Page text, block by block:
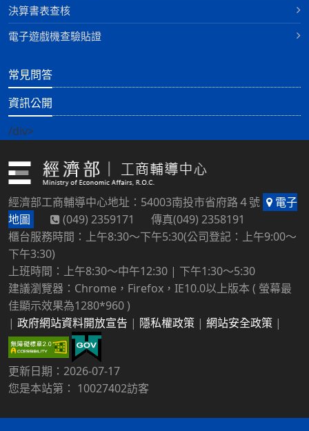
決算書表查核
電子遊戲機查驗貼證
常見問答
資訊公開
/div>
經濟部工商輔導中心地址：54003南投市省府路４號
電子
地圖
(049) 2359171 傳真(049) 2358191
櫃台服務時間：上午8:30～下午5:30(公司登記：上午9:00～
下午3:30)
上班時間：上午8:30～中午12:30 | 下午1:30～5:30
建議瀏覽器：Chrome，Firefox，IE10.0以上版本 ( 螢幕最
佳顯示效果為1280*960 )
| 政府網站資料開放宣告 | 隱私權政策 | 網站安全政策 |
更新日期：2026-07-17
您是本站第： 10027402訪客